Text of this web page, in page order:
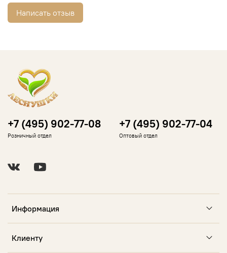
Написать отзыв
Информация
Клиенту
+7 (495) 902-77-08
Розничный отдел
+7 (495) 902-77-04
Оптовый отдел